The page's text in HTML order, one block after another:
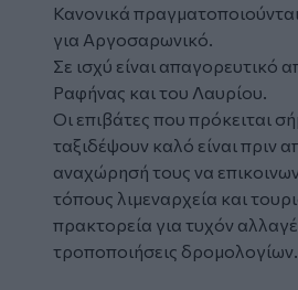
Κανονικά
για Αργοσαρωνικό.
Σε ισχύ είναι απαγορευτικό
Ραφήνας και του Λαυρίου.
Οι επιβάτες που πρόκειται
ταξιδέψουν καλό είναι πριν
αναχώρησή τους να
τόπους λιμεναρχεία και
πρακτορεία για τυχόν
τροποποιήσεις δρομολογίων.